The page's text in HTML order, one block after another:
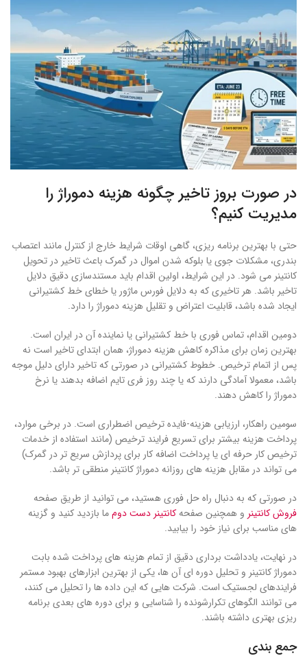
در صورت بروز تاخیر چگونه هزینه دموراژ را
مدیریت کنیم؟
حتی با بهترین برنامه ریزی، گاهی اوقات شرایط خارج از کنترل مانند اعتصاب
بندری، مشکلات جوی یا بلوکه شدن اموال در گمرک باعث تاخیر در تحویل
کانتینر می شود. در این شرایط، اولین اقدام باید مستندسازی دقیق دلایل
تاخیر باشد. هر تاخیری که به دلایل فورس ماژور یا خطای خط کشتیرانی
ایجاد شده باشد، قابلیت اعتراض و تقلیل هزینه دموراژ را دارد.
دومین اقدام، تماس فوری با خط کشتیرانی یا نماینده آن در ایران است.
بهترین زمان برای مذاکره کاهش هزینه دموراژ، همان ابتدای تاخیر است نه
پس از اتمام ترخیص. خطوط کشتیرانی در صورتی که تاخیر دارای دلیل موجه
باشد، معمولا آمادگی دارند که یا چند روز فری تایم اضافه بدهند یا نرخ
دموراژ را کاهش دهند.
سومین راهکار، ارزیابی هزینه-فایده ترخیص اضطراری است. در برخی موارد،
پرداخت هزینه بیشتر برای تسریع فرایند ترخیص (مانند استفاده از خدمات
ترخیص کار حرفه ای یا پرداخت اضافه کار برای پردازش سریع تر در گمرک)
می تواند در مقابل هزینه های روزانه دموراژ کانتینر منطقی تر باشد.
در صورتی که به دنبال راه حل فوری هستید، می توانید از طریق صفحه
فروش کانتینر و همچنین صفحهکانتینر دست دومما بازدید کنید و گزینه
های مناسب برای نیاز خود را بیابید.
در نهایت، یادداشت برداری دقیق از تمام هزینه های پرداخت شده بابت
دموراژ کانتینر و تحلیل دوره ای آن ها، یکی از بهترین ابزارهای بهبود مستمر
فرایندهای لجستیک است. شرکت هایی که این داده ها را تحلیل می کنند،
می توانند الگوهای تکرارشونده را شناسایی و برای دوره های بعدی برنامه
ریزی بهتری داشته باشند.
جمع بندی